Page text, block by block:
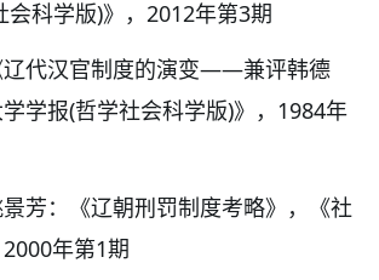
会科学版)》，2012年第3期
辽代汉官制度的演变——兼评韩德
学报(哲学社会科学版)》，1984年
芳：《辽朝刑罚制度考略》，《社
年第1期